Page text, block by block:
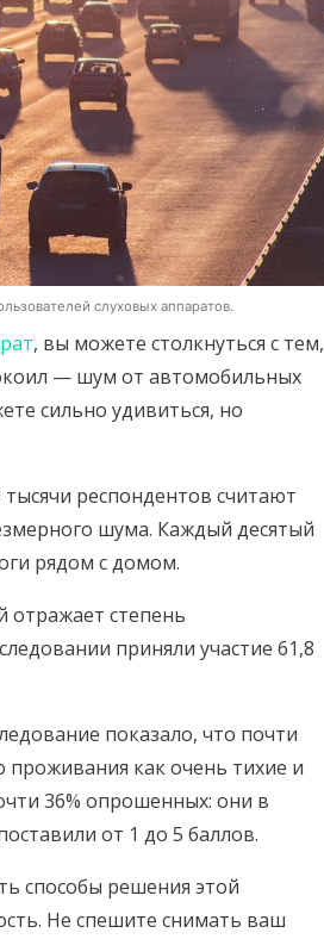
слуховых аппаратов.
, вы можете столкнуться с тем,
— шум от автомобильных
сильно удивиться, но
респондентов считают
шума. Каждый десятый
рядом с домом.
отражает степень
приняли участие 61,8
показало, что почти
проживания как очень тихие и
36% опрошенных: они в
от 1 до 5 баллов.
способы решения этой
Не спешите снимать ваш